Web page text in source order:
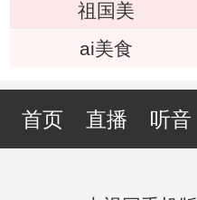
祖国美
ai美食
首页 直播 听音